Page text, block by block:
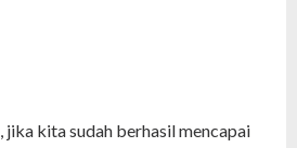
jika kita sudah berhasil mencapai